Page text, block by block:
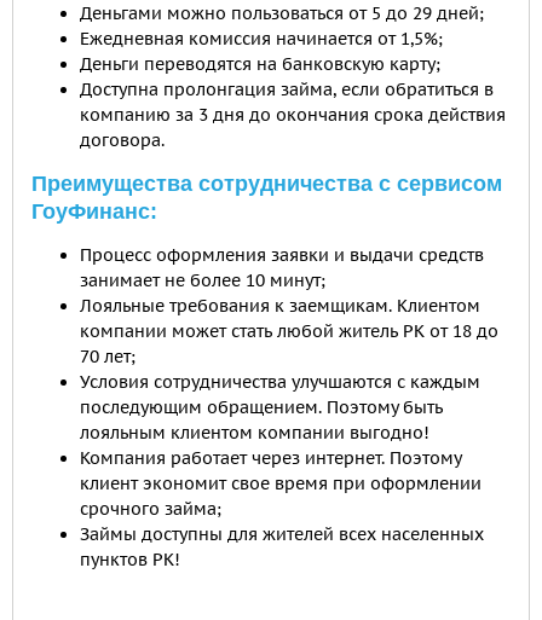
Деньгами можно пользоваться от 5 до 29 дней;
Ежедневная комиссия начинается от 1,5%;
Деньги переводятся на банковскую карту;
Доступна пролонгация займа, если обратиться в
компанию за 3 дня до окончания срока действия
договора.
Преимущества сотрудничества с сервисом
ГоуФинанс:
Процесс оформления заявки и выдачи средств
занимает не более 10 минут;
Лояльные требования к заемщикам. Клиентом
компании может стать любой житель РК от 18 до
70 лет;
Условия сотрудничества улучшаются с каждым
последующим обращением. Поэтому быть
лояльным клиентом компании выгодно!
Компания работает через интернет. Поэтому
клиент экономит свое время при оформлении
срочного займа;
Займы доступны для жителей всех населенных
пунктов РК!